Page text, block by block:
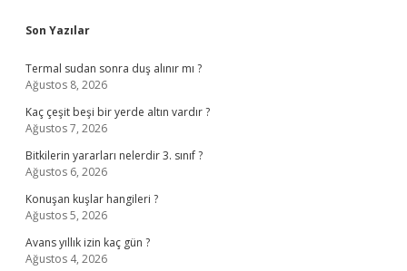
Sidebar
Son Yazılar
Termal sudan sonra duş alınır mı ?
Ağustos 8, 2026
Kaç çeşit beşi bir yerde altın vardır ?
Ağustos 7, 2026
Bitkilerin yararları nelerdir 3. sınıf ?
Ağustos 6, 2026
Konuşan kuşlar hangileri ?
Ağustos 5, 2026
Avans yıllık izin kaç gün ?
Ağustos 4, 2026